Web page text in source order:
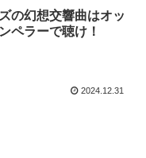
の幻想交響曲はオッ
ペラーで聴け！
2024.12.31